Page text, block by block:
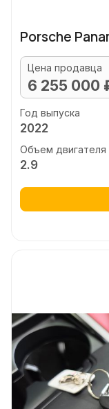
Porsche
Цена продавца
6 255 000
Год выпуска
2022
Объем двигателя
2.9